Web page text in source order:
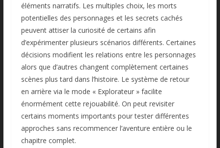
éléments narratifs. Les multiples choix, les morts
potentielles des personnages et les secrets cachés
peuvent attiser la curiosité de certains afin
d’expérimenter plusieurs scénarios différents. Certaines
décisions modifient les relations entre les personnages
alors que d’autres changent complètement certaines
scènes plus tard dans l’histoire. Le système de retour
en arrière via le mode « Explorateur » facilite
énormément cette rejouabilité. On peut revisiter
certains moments importants pour tester différentes
approches sans recommencer l’aventure entière ou le
chapitre complet.